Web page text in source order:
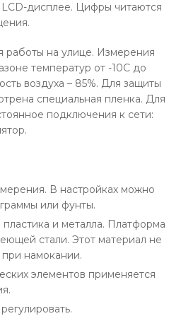
дисплее. Цифры читаются
работы на улице. Измерения
температур от -10С до
воздуха – 85%. Для защиты
специальная пленка. Для
подключения к сети:
В настройках можно
или фунты.
пластика и металла. Платформа
стали. Этот материал не
намокании.
элементов применяется